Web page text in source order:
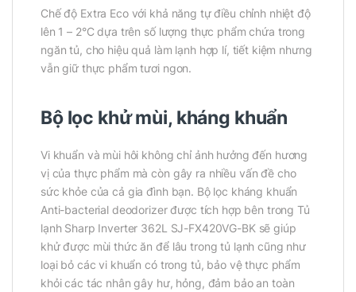
Chế độ Extra Eco với khả năng tự điều chỉnh nhiệt độ
lên 1 – 2°C dựa trên số lượng thực phẩm chứa trong
ngăn tủ, cho hiệu quả làm lạnh hợp lí, tiết kiệm nhưng
vẫn giữ thực phẩm tươi ngon.
Bộ lọc khử mùi, kháng khuẩn
Vi khuẩn và mùi hôi không chỉ ảnh hưởng đến hương
vị của thực phẩm mà còn gây ra nhiều vấn đề cho
sức khỏe của cả gia đình bạn. Bộ lọc kháng khuẩn
Anti-bacterial deodorizer được tích hợp bên trong Tủ
lạnh Sharp Inverter 362L SJ-FX420VG-BK sẽ giúp
khử được mùi thức ăn để lâu trong tủ lạnh cũng như
loại bỏ các vi khuẩn có trong tủ, bảo vệ thực phẩm
khỏi các tác nhân gây hư, hỏng, đảm bảo an toàn